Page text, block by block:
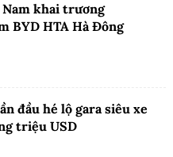
khai trương
BYD HTA Hà Đông
đầu hé lộ gara siêu xe
triệu USD